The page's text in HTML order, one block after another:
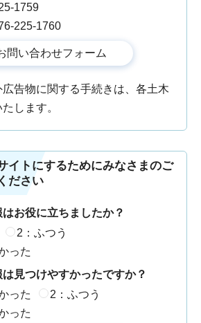
1759
225-1760
告物に関する手続きは、各土木
します。
イトにするためにみなさまのご
ださい
お役に立ちましたか？
2：ふつう
った
見つけやすかったですか？
った
2：ふつう
った